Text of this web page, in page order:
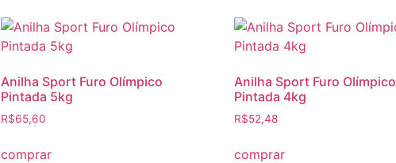
Anilha Sport Furo Olímpico
Pintada 5kg
R$65,60
comprar
Anilha Sport Furo Olímpico
Pintada 4kg
R$52,48
comprar